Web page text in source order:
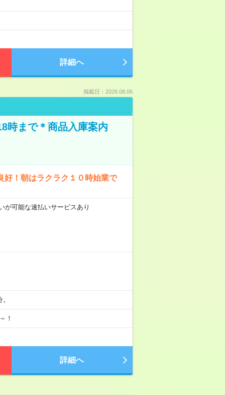
詳細へ
掲載日：2026.08.06
時まで＊商品入庫案内
好！朝はラクラク１０時始業で
可能な速払いサービスあり
！
詳細へ